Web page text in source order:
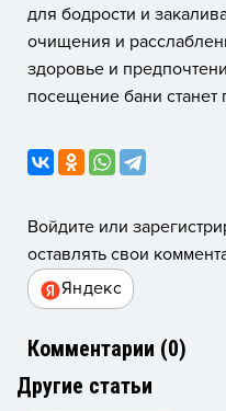
для бодрости и
очищения и
здоровье и
посещение бани
Войдите или
оставлять свои
Яндекс
Комментарии (0)
Другие статьи